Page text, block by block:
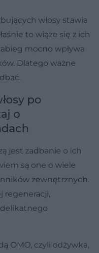
włosy stawia
to wiąże się z ich
mocno wpływa
Dlatego ważne
po
o
jest zadbanie o ich
są one o wiele
zewnętrznych.
regeneracji,
OMO, czyli odżywka,